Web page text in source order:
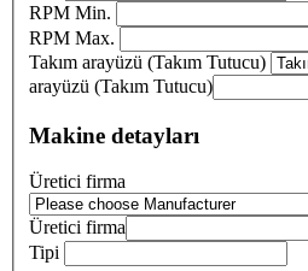
RPM Min.
RPM Max.
Takım arayüzü (Takım Tutucu)
arayüzü (Takım Tutucu)
Makine detayları
Üretici firma
Üretici firma
Tipi